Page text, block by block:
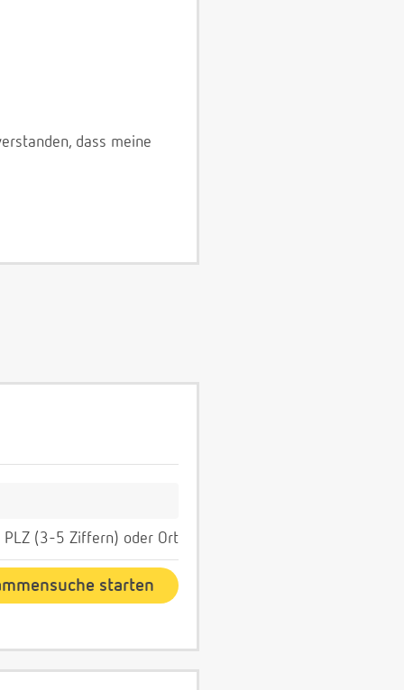
dass meine
PLZ (3-5 Ziffern) oder Ort